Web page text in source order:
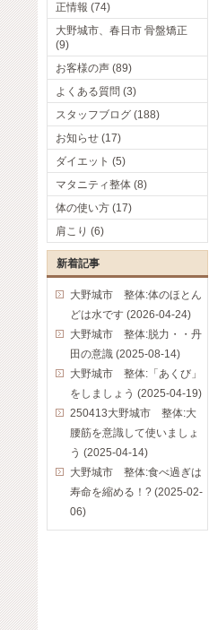
正情報 (74)
大野城市、春日市 骨盤矯正
(9)
お客様の声 (89)
よくある質問 (3)
スタッフブログ (188)
お知らせ (17)
ダイエット (5)
マタニティ整体 (8)
体の使い方 (17)
肩こり (6)
新着記事
大野城市 整体:体のほとん
どは水です (2026-04-24)
大野城市 整体:脱力・・丹
田の意識 (2025-08-14)
大野城市 整体:「あくび」
をしましょう (2025-04-19)
250413大野城市 整体:大
腰筋を意識して使いましょ
う (2025-04-14)
大野城市 整体:食べ過ぎは
寿命を縮める！? (2025-02-
06)